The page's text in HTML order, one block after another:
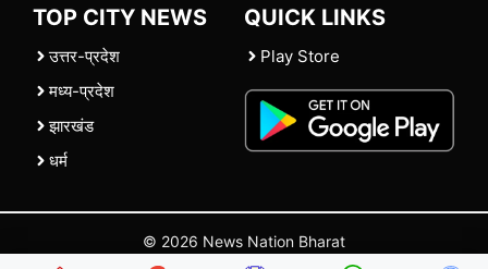
TOP CITY NEWS
उत्तर-प्रदेश
मध्य-प्रदेश
झारखंड
धर्म
QUICK LINKS
Play Store
© 2026 News Nation Bharat
| |Contact Us |Policies Terms and Conditions